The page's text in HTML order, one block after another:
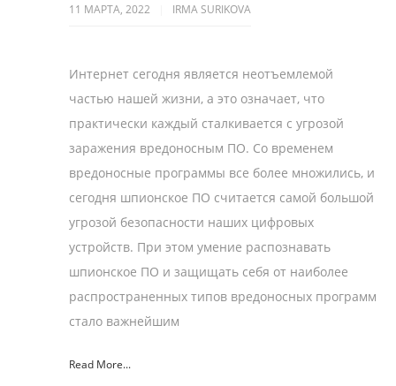
11 МАРТА, 2022 IRMA SURIKOVA
Интернет сегодня является неотъемлемой
частью нашей жизни, а это означает, что
практически каждый сталкивается с угрозой
заражения вредоносным ПО. Со временем
вредоносные программы все более множились, и
сегодня шпионское ПО считается самой большой
угрозой безопасности наших цифровых
устройств. При этом умение распознавать
шпионское ПО и защищать себя от наиболее
распространенных типов вредоносных программ
стало важнейшим
Read More...